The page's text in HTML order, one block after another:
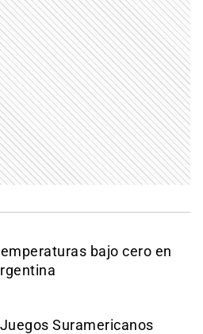
bajo cero en
Suramericanos